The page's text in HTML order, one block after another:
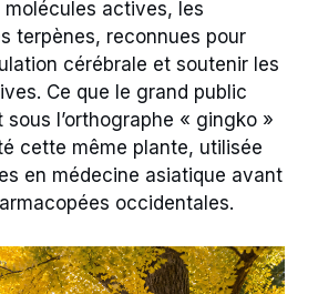
actives, les
terpènes, reconnues pour
cérébrale et soutenir les
Ce que le grand public
l’orthographe « gingko »
cette même plante, utilisée
en médecine asiatique avant
occidentales.